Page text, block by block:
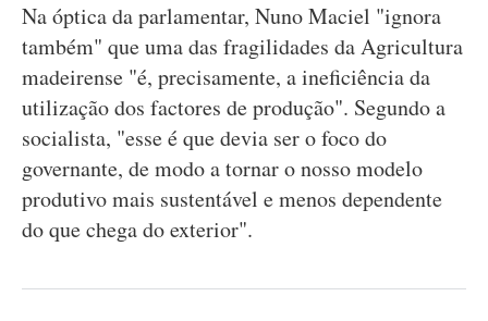
Na óptica da parlamentar, Nuno Maciel "ignora
também" que uma das fragilidades da Agricultura
madeirense "é, precisamente, a ineficiência da
utilização dos factores de produção". Segundo a
socialista, "esse é que devia ser o foco do
governante, de modo a tornar o nosso modelo
produtivo mais sustentável e menos dependente
do que chega do exterior".